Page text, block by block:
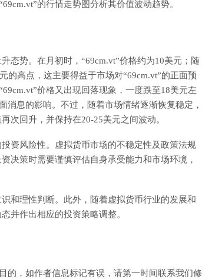
的行情走势图分析其价值波动趋势。
态势。在月初时，“69cm.vt”价格约为10美元；随
的高点，这主要得益于市场对“69cm.vt”的正面预
价格又出现回落现象，一度跌至18美元左
息的影响。不过，随着市场情绪逐渐恢复稳定，
次回升，并保持在20-25美元之间波动。
资风险性。虚拟货币市场的不稳定性及政策法规
决策时需要谨慎评估自身承受能力和市场环境，
和理性判断。此外，随着虚拟货币行业的发展和
并作出相应的投资策略调整。
的，如作者信息标记有误，请第一时间联系我们修